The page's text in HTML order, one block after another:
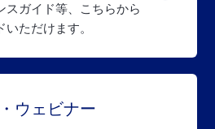
スガイド等、こちらから
いただけます。
ウェビナー